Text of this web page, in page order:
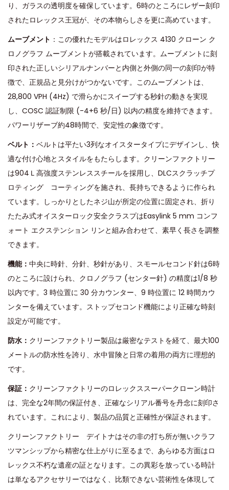
り、ガラスの透明度を確保しています。6時のところにレザー刻印
されたロレックス王冠が、その本物らしさを更に高めています。
ムーブメント ：この優れたモデルはロレックス 4130 クローン ク
ロノグラフ ムーブメントが搭載されています。ムーブメントに刻
印された正しいシリアルナンバーと内側と外側の同一の刻印が特
徴で、正規品と見分けがつかないです。このムーブメントは、
28,800 VPH (4Hz) で滑らかにスイープする秒針の動きを実現
し、COSC 認証制限 (-4+6 秒/日) 以内の精度を維持できます。
パワーリザーブ約48時間で、安定性の象徴です。
ベルト： ベルトは平たい3列なオイスタータイプにデザインし、快
適な付け心地とスタイルをもたらします。クリーンファクトリー
は904Ｌ高強度ステンレススチールを採用し、DLCスクラッチプ
ロティング コーティングを施され、長持ちできるように作られ
ています。しっかりとしたネジ山が所定の位置に固定され、折り
たたみ式オイスターロック安全クラスプはEasylink 5 mm コンフ
ォート エクステンション リンと組み合わせて、素早く長さを調整
できます。
機能： 中央に時針、分針、秒針があり、スモールセコンド針は6時
のところに設けられ、クロノグラフ (センター針) の精度は1/8 秒
以内です。3 時位置に 30 分カウンター、9 時位置に 12 時間カウ
ンターを備えています。ストップセコンド機能により正確な時刻
設定が可能です。
防水： クリーンファクトリー製品は厳密なテストを経て、最大100
メートルの防水性を誇り、水中冒険と日常の着用の両方に理想的
です。
保証： クリーンファクトリーのロレックススーパークローン時計
は、完全な2年間の保証付き、正確なシリアル番号を丹念に刻印さ
れています。これにより、製品の品質と正確性が保証されます。
クリーンファクトリー デイトナはその非の打ち所が無いクラフ
ツマンシップから精密な仕上がりに至るまで、あらゆる方面はロ
レックス不朽な遺産の証となります。この異彩を放っている時計
は単なるアクセサリーではなく、比類できない芸術性を体現して